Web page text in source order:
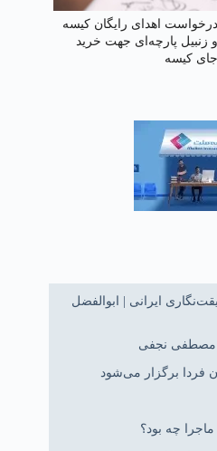
درخواست اهدای رایگان کیسه
و زنبیل پارچه‌ای جهت خرید
جای کیسه‌
ایرانی | ابوالفضل
مصطفی نجفی
برگزار می‌شود
چه بود؟